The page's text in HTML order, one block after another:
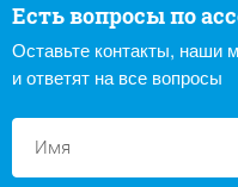
Есть вопросы по
Оставьте контакты, наши
и ответят на все вопросы